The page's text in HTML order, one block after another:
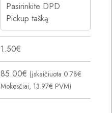
Pasirinkite DPD
Pickup tašką
1.50€
85.00€ (įskaičiuota 0.78€
Mokesčiai, 13.97€ PVM)